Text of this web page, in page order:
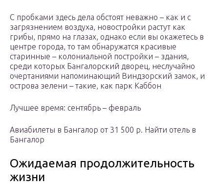
С пробками здесь дела обстоят неважно – как и с
загрязнением воздуха, новостройки растут как
грибы, прямо на глазах, однако если вы окажетесь в
центре города, то там обнаружатся красивые
старинные – колониальной постройки – здания,
среди которых Бангалорский дворец, неслучайно
очертаниями напоминающий Виндзорский замок, и
острова зелени – такие, как парк Каббон
Лучшее время: сентябрь – февраль
Авиабилеты в Бангалор от 31 500 р. Найти отель в
Бангалор
Ожидаемая продолжительность
жизни